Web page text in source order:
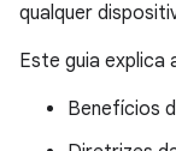
qualquer
Este guia explica
Benefícios